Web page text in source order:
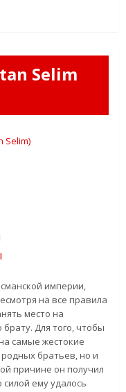
Selim
империи,
на все правила
место на
Для того, чтобы
самые жестокие
братьев, но и
причине он получил
ему удалось